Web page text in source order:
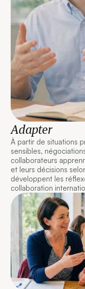
Adapter
À partir de situations
sensibles,
collaborateurs
et leurs décisions
développent les
collaboration